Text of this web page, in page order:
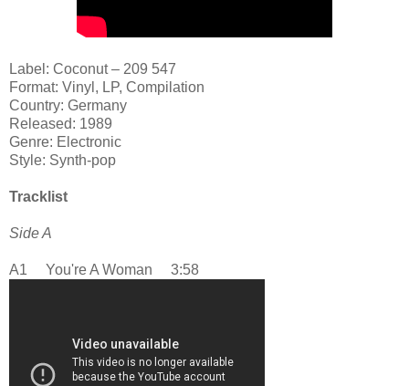
Label: Coconut – 209 547
Format: Vinyl, LP, Compilation
Country: Germany
Released: 1989
Genre: Electronic
Style: Synth-pop
Tracklist
Side A
A1 You're A Woman 3:58